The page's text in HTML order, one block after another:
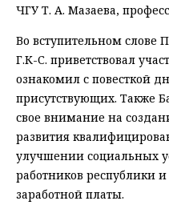
ЧГУ Т. А. Мазаева,
Во вступительном слове
Г.К-С. приветствовал
ознакомил с повесткой
присутствующих. Также
свое внимание на
развития
улучшении социальных
работников республики
заработной платы.